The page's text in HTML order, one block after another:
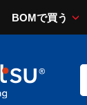
BOMで買う